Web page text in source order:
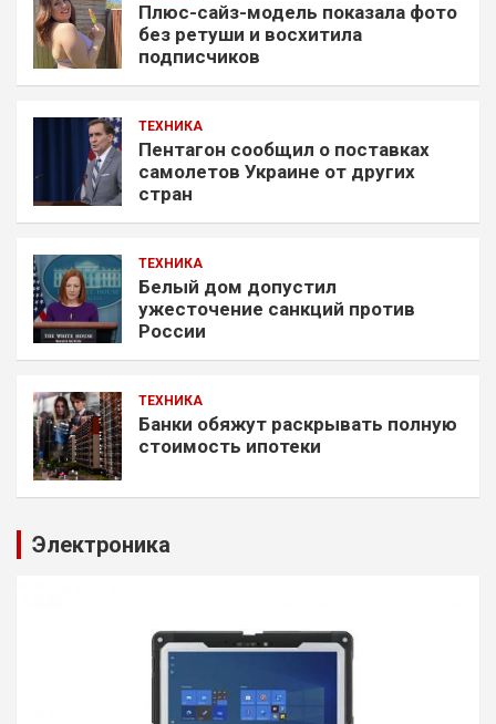
Плюс-сайз-модель показала фото
без ретуши и восхитила
подписчиков
ТЕХНИКА
Пентагон сообщил о поставках
самолетов Украине от других
стран
ТЕХНИКА
Белый дом допустил
ужесточение санкций против
России
ТЕХНИКА
Банки обяжут раскрывать полную
стоимость ипотеки
Электроника